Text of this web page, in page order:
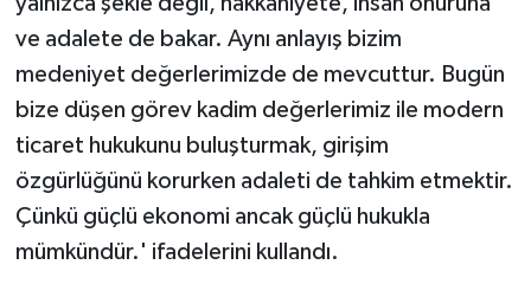
ve adalete de bakar. Aynı anlayış bizim
medeniyet değerlerimizde de mevcuttur. Bugün
bize düşen görev kadim değerlerimiz ile modern
ticaret hukukunu buluşturmak, girişim
özgürlüğünü korurken adaleti de tahkim etmektir.
Çünkü güçlü ekonomi ancak güçlü hukukla
mümkündür.' ifadelerini kullandı.